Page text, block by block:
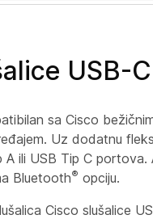
USB-
sa Cisco
Uz dodatnu
ili USB Tip C
Bluetooth® opciju.
Cisco slušalice